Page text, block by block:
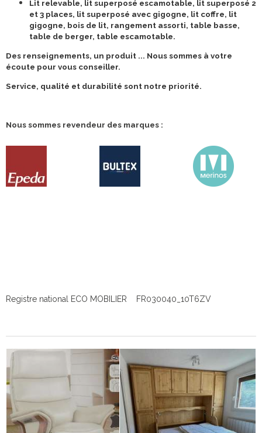
Lit relevable, lit superposé escamotable, lit superposé 2
et 3 places, lit superposé avec gigogne, lit coffre, lit
gigogne, bois de lit, rangement assorti, table basse,
table de berger, table escamotable.
Des renseignements, un produit ... Nous sommes à votre
écoute pour vous conseiller.
Service, qualité et durabilité sont notre priorité.
Nous sommes revendeur des marques :
Registre national ECO MOBILIER FR030040_10T6ZV